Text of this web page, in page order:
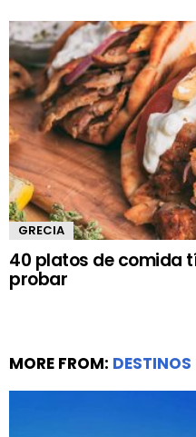
GRECIA
40 platos de comida
probar
MORE FROM: DESTINOS